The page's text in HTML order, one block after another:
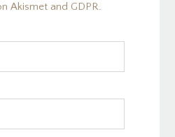
Akismet and GDPR.